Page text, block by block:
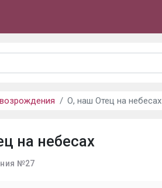
О, наш Отец на небесах
на небесах
№27